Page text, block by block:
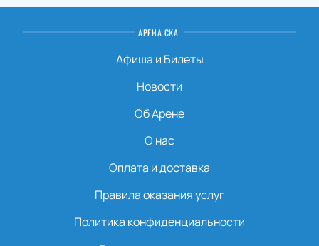
АРЕНА СКА
Афиша и Билеты
Новости
Об Арене
О нас
Оплата и доставка
Правила оказания услуг
Политика конфиденциальности